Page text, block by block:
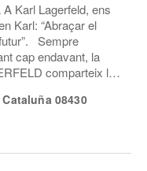
Karl Lagerfeld, ens
Karl: “Abraçar el
Sempre
cap endavant, la
comparteix la
Som l’única
Cataluña 08430